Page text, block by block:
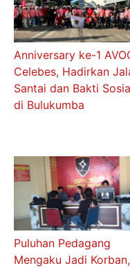
Anniversary ke-1
Celebes, Hadirkan
Santai dan Bakti
di Bulukumba
Puluhan Pedagang
Mengaku Jadi Korban,